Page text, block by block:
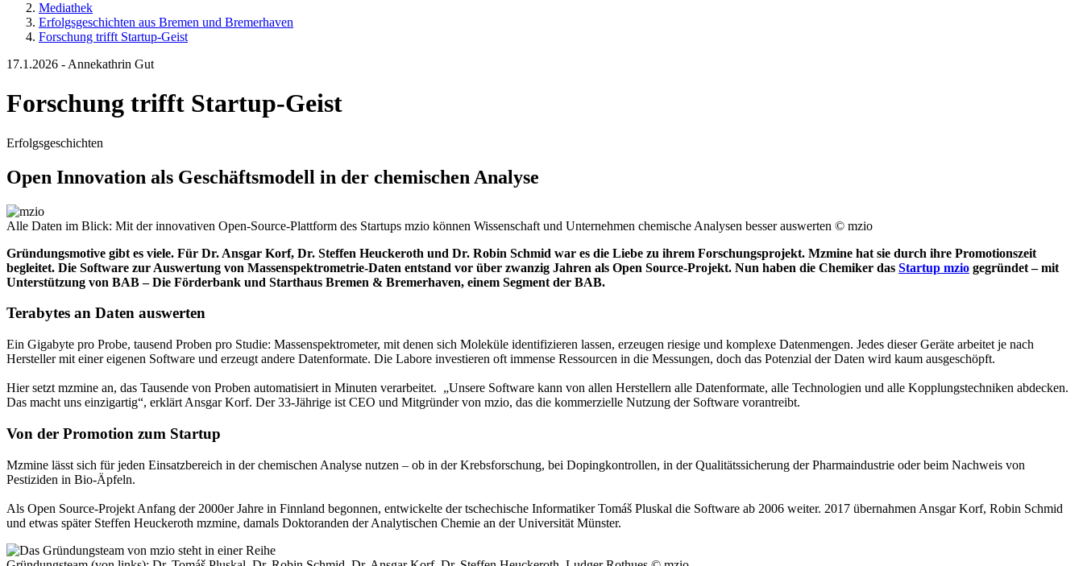
Mediathek
Erfolgsgeschichten aus Bremen und Bremerhaven
Forschung trifft Startup-Geist
17.1.2026 - Annekathrin Gut
Forschung trifft Startup-Geist
Erfolgsgeschichten
Open Innovation als Geschäftsmodell in der chemischen Analyse
Alle Daten im Blick: Mit der innovativen Open-Source-Plattform des Startups mzio können Wissenschaft und Unternehmen chemische Analysen besser auswerten © mzio
Gründungsmotive gibt es viele. Für Dr. Ansgar Korf, Dr. Steffen Heuckeroth und Dr. Robin Schmid war es die Liebe zu ihrem Forschungsprojekt. Mzmine hat sie durch ihre Promotionszeit
begleitet. Die Software zur Auswertung von Massenspektrometrie-Daten entstand vor über zwanzig Jahren als Open Source-Projekt. Nun haben die Chemiker das Startup mzio gegründet – mit
Unterstützung von BAB – Die Förderbank und Starthaus Bremen & Bremerhaven, einem Segment der BAB.
Terabytes an Daten auswerten
Ein Gigabyte pro Probe, tausend Proben pro Studie: Massenspektrometer, mit denen sich Moleküle identifizieren lassen, erzeugen riesige und komplexe Datenmengen. Jedes dieser Geräte arbeitet je nach
Hersteller mit einer eigenen Software und erzeugt andere Datenformate. Die Labore investieren oft immense Ressourcen in die Messungen, doch das Potenzial der Daten wird kaum ausgeschöpft.
Hier setzt mzmine an, das Tausende von Proben automatisiert in Minuten verarbeitet. „Unsere Software kann von allen Herstellern alle Datenformate, alle Technologien und alle Kopplungstechniken abdecken.
Das macht uns einzigartig“, erklärt Ansgar Korf. Der 33-Jährige ist CEO und Mitgründer von mzio, das die kommerzielle Nutzung der Software vorantreibt.
Von der Promotion zum Startup
Mzmine lässt sich für jeden Einsatzbereich in der chemischen Analyse nutzen – ob in der Krebsforschung, bei Dopingkontrollen, in der Qualitätssicherung der Pharmaindustrie oder beim Nachweis von
Pestiziden in Bio-Äpfeln.
Als Open Source-Projekt Anfang der 2000er Jahre in Finnland begonnen, entwickelte der tschechische Informatiker Tomáš Pluskal die Software ab 2006 weiter. 2017 übernahmen Ansgar Korf, Robin Schmid
und etwas später Steffen Heuckeroth mzmine, damals Doktoranden der Analytischen Chemie an der Universität Münster.